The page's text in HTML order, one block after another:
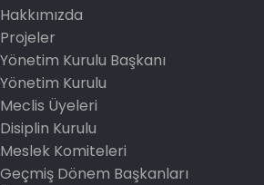
Hakkımızda
Projeler
Yönetim Kurulu Başkanı
Yönetim Kurulu
Meclis Üyeleri
Disiplin Kurulu
Meslek Komiteleri
Geçmiş Dönem Başkanları